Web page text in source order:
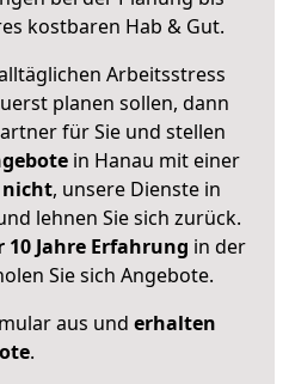
kostbaren Hab & Gut.
Arbeitsstress
planen sollen, dann
für Sie und stellen
in Hanau mit einer
nicht, unsere Dienste in
lehnen Sie sich zurück.
Jahre Erfahrung in der
Sie sich Angebote.
aus und erhalten
.